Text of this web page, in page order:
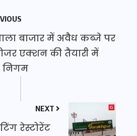
बाजार में अवैध कब्जे पर
एक्शन की तैयारी में
NEXT
रेस्टोरेंट